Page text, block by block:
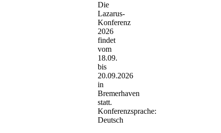
Die
Lazarus-
Konferenz
2026
findet
vom
18.09.
bis
20.09.2026
in
Bremerhaven
statt.
Konferenzsprache:
Deutsch